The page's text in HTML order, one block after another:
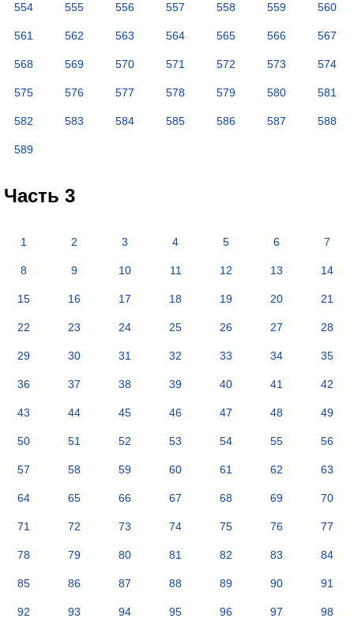
554 555 556 557 558 559 560
561 562 563 564 565 566 567
568 569 570 571 572 573 574
575 576 577 578 579 580 581
582 583 584 585 586 587 588
589
Часть 3
1 2 3 4 5 6 7
8 9 10 11 12 13 14
15 16 17 18 19 20 21
22 23 24 25 26 27 28
29 30 31 32 33 34 35
36 37 38 39 40 41 42
43 44 45 46 47 48 49
50 51 52 53 54 55 56
57 58 59 60 61 62 63
64 65 66 67 68 69 70
71 72 73 74 75 76 77
78 79 80 81 82 83 84
85 86 87 88 89 90 91
92 93 94 95 96 97 98